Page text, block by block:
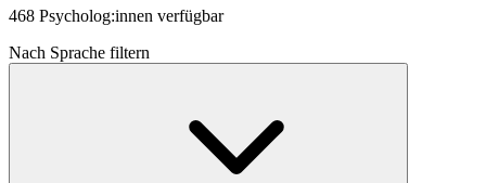
468 Psycholog:innen verfügbar
Nach Sprache filtern